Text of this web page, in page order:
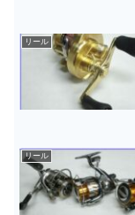
リール
リール